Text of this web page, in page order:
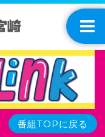
番組TOPに戻る